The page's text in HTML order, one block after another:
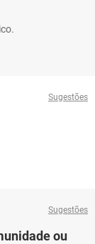
Sugestões
Sugestões
ou